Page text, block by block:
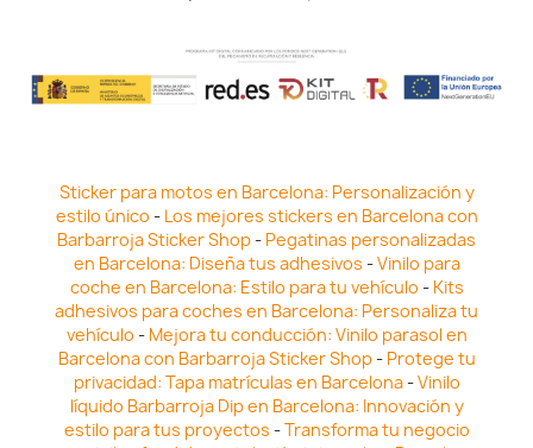
Sticker para motos en Barcelona: Personalización y
estilo único - Los mejores stickers en Barcelona con
Barbarroja Sticker Shop- Pegatinas personalizadas
en Barcelona: Diseña tus adhesivos -Vinilo para
coche en Barcelona: Estilo para tu vehículo - Kits
adhesivos para coches en Barcelona: Personaliza tu
vehículo - Mejora tu conducción: Vinilo parasol en
Barcelona con Barbarroja Sticker Shop- Protege tu
privacidad: Tapa matrículas en Barcelona-Vinilo
líquido Barbarroja Dip en Barcelona: Innovación y
estilo para tus proyectos -Transforma tu negocio